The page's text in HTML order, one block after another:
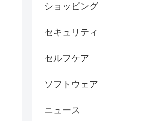
ショッピング
セキュリティ
セルフケア
ソフトウェア
ニュース